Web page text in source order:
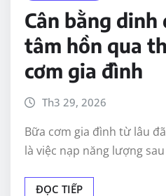
Cân bằng dinh
tâm hồn qua
cơm gia đình
Th3 29, 2026
Bữa cơm gia đình từ lâu
là việc nạp năng lượng
ĐỌC TIẾP